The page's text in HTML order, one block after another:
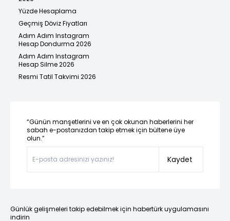
Yüzde Hesaplama
Geçmiş Döviz Fiyatları
Adım Adım Instagram
Hesap Dondurma 2026
Adım Adım Instagram
Hesap Silme 2026
Resmi Tatil Takvimi 2026
“Günün manşetlerini ve en çok okunan haberlerini her
sabah e-postanızdan takip etmek için bültene üye
olun.”
Kaydet
Günlük gelişmeleri takip edebilmek için habertürk uygulamasını
indirin